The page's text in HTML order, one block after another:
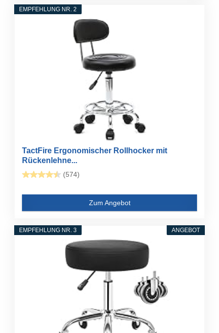
EMPFEHLUNG NR. 2
TactFire Ergonomischer Rollhocker mit
Rückenlehne...
(574)
Zum Angebot
ANGEBOT
EMPFEHLUNG NR. 3